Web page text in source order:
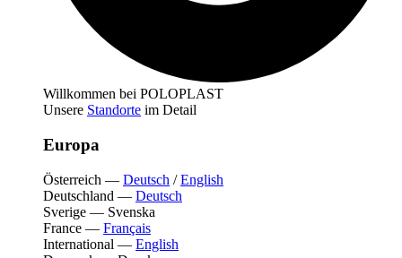
Willkommen bei POLOPLAST
Unsere Standorte im Detail
Europa
Österreich — Deutsch /English
Deutschland — Deutsch
Sverige — Svenska
France — Français
International — English